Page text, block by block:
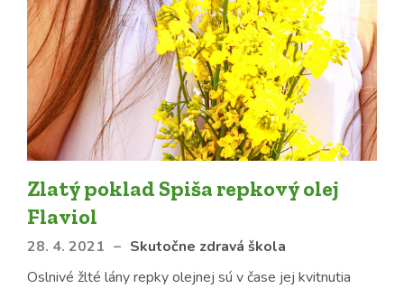
Zlatý poklad Spiša repkový olej
Flaviol
28. 4. 2021 – Skutočne zdravá škola
Oslnivé žlté lány repky olejnej sú v čase jej kvitnutia